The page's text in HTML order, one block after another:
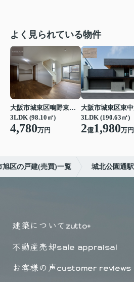
よく見られている物件
大阪市城東区鴫野東３丁目
3LDK (98.10㎡)
4,780万円
3LDK (190.63㎡)
2億1,980万円
旭区の戸建(売買)一覧 城北公園通駅
建築について zutto+
不動産売却sale appraisal
お客様の声customer reviews